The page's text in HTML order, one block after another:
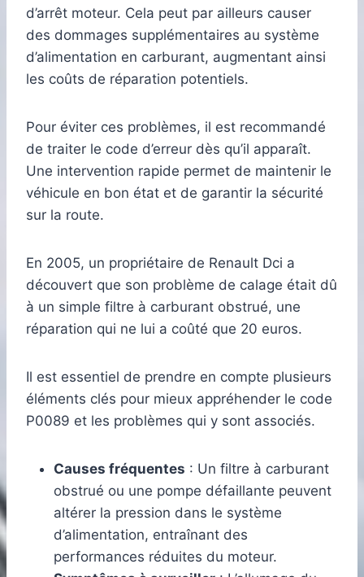
d’arrêt moteur. Cela peut par ailleurs causer
des dommages supplémentaires au système
d’alimentation en carburant, augmentant ainsi
les coûts de réparation potentiels.
Pour éviter ces problèmes, il est recommandé
de traiter le code d’erreur dès qu’il apparaît.
Une intervention rapide permet de maintenir le
véhicule en bon état et de garantir la sécurité
sur la route.
En 2005, un propriétaire de Renault Dci a
découvert que son problème de calage était dû
à un simple filtre à carburant obstrué, une
réparation qui ne lui a coûté que 20 euros.
Il est essentiel de prendre en compte plusieurs
éléments clés pour mieux appréhender le code
P0089 et les problèmes qui y sont associés.
Causes fréquentes : Un filtre à carburant
obstrué ou une pompe défaillante peuvent
altérer la pression dans le système
d’alimentation, entraînant des
performances réduites du moteur.